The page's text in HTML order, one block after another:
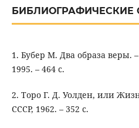
БИБЛИОГРАФИЧЕСКИЕ
1. Бубер М. Два образа веры.
1995. – 464 с.
2. Торо Г. Д. Уолден, или
СССР, 1962. – 352 с.